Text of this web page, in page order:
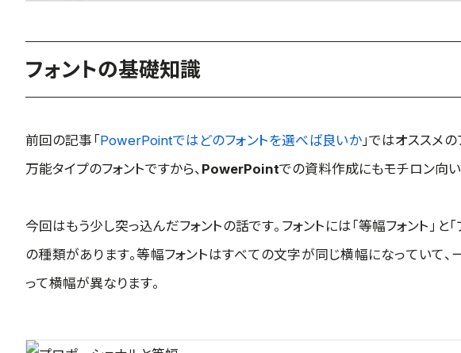
フォントの基礎知識
前回の記事「PowerPointではどのフォントを選べば良いか」ではオススメの
万能タイプのフォントですから、 PowerPointでの資料作成にもモチロン向い
今回はもう少し突っ込んだフォントの話です。フォントには「等幅フォント」と
の種類があります。等幅フォントはすべての文字が同じ横幅になっていて、
って横幅が異なります。